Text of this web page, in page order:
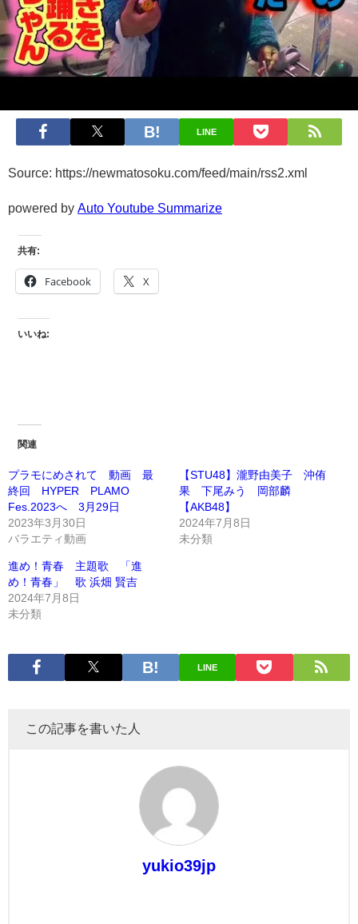
LINE
Source: https://newmatosoku.com/feed/main/rss2.xml
powered by Auto Youtube Summarize
共有:
Facebook X
いいね:
関連
プラモにめされて 動画 最
終回 HYPER PLAMO
Fes.2023へ 3月29日
2023年3月30日
バラエティ動画
【STU48】瀧野由美子 沖侑
果 下尾みう 岡部麟
【AKB48】
2024年7月8日
未分類
進め！青春 主題歌 「進
め！青春」 歌 浜畑 賢吉
2024年7月8日
未分類
LINE
この記事を書いた人
yukio39jp